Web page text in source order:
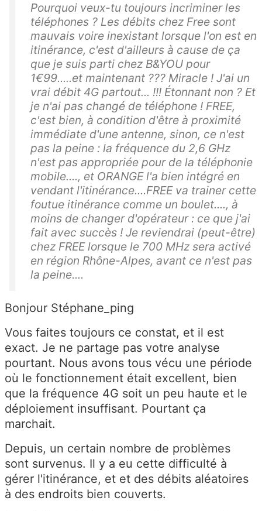
Pourquoi veux-tu toujours incriminer les
téléphones ? Les débits chez Free sont
mauvais voire inexistant lorsque l'on est en
itinérance, c'est d'ailleurs à cause de ça
que je suis parti chez B&YOU pour
1€99.....et maintenant ??? Miracle ! J'ai un
vrai débit 4G partout... !!! Étonnant non ? Et
je n'ai pas changé de téléphone ! FREE,
c'est bien, à condition d'être à proximité
immédiate d'une antenne, sinon, ce n'est
pas la peine : la fréquence du 2,6 GHz
n'est pas appropriée pour de la téléphonie
mobile...., et ORANGE l'a bien intégré en
vendant l'itinérance....FREE va trainer cette
foutue itinérance comme un boulet...., à
moins de changer d'opérateur : ce que j'ai
fait avec succès ! Je reviendrai (peut-être)
chez FREE lorsque le 700 MHz sera activé
en région Rhône-Alpes, avant ce n'est pas
la peine....
Bonjour Stéphane_ping
Vous faites toujours ce constat, et il est
exact. Je ne partage pas votre analyse
pourtant. Nous avons tous vécu une période
où le fonctionnement était excellent, bien
que la fréquence 4G soit un peu haute et le
déploiement insuffisant. Pourtant ça
marchait.
Depuis, un certain nombre de problèmes
sont survenus. Il y a eu cette difficulté à
gérer l'itinérance, et et des débits aléatoires
à des endroits bien couverts.